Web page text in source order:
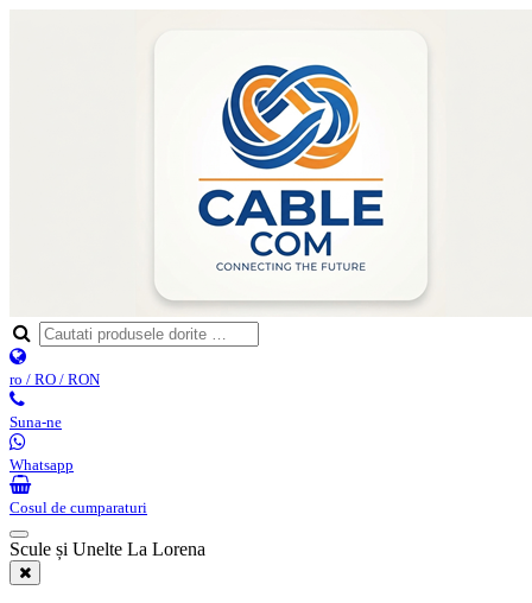
ro / RO / RON
Suna-ne
Whatsapp
Cosul de cumparaturi
Scule și Unelte La Lorena